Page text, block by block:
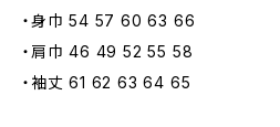
・身巾 54 57 60 63 66
・肩巾 46 49 52 55 58
・袖丈 61 62 63 64 65